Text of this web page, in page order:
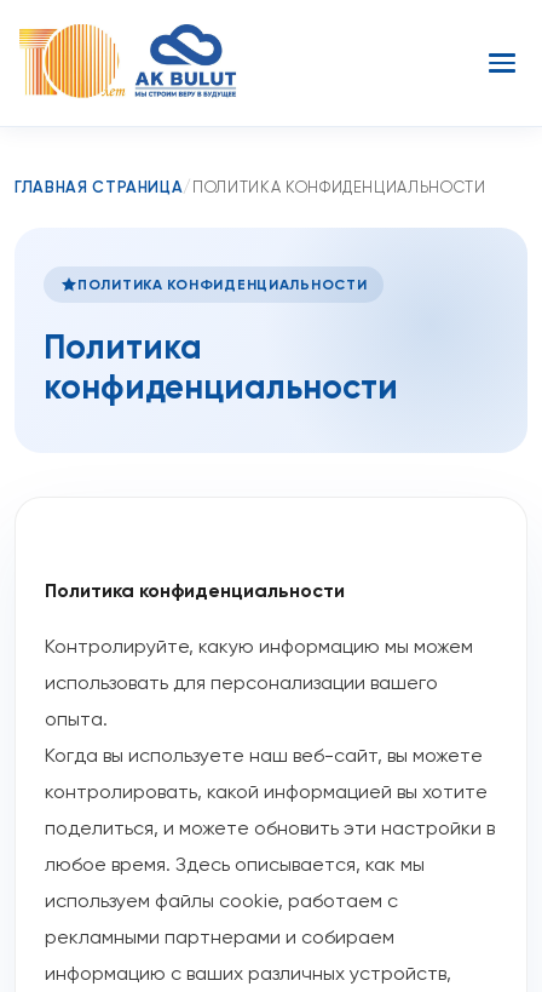
ГЛАВНАЯ СТРАНИЦА/ ПОЛИТИКА КОНФИДЕНЦИАЛЬНОСТИ
ПОЛИТИКА КОНФИДЕНЦИАЛЬНОСТИ
Политика
конфиденциальности
Политика конфиденциальности
Контролируйте, какую информацию мы можем
использовать для персонализации вашего
опыта.
Когда вы используете наш веб-сайт, вы можете
контролировать, какой информацией вы хотите
поделиться, и можете обновить эти настройки в
любое время. Здесь описывается, как мы
используем файлы cookie, работаем с
рекламными партнерами и собираем
информацию с ваших различных устройств,